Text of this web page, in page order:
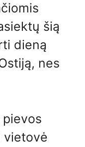
šią
dieną
nes
pievos
vietovė